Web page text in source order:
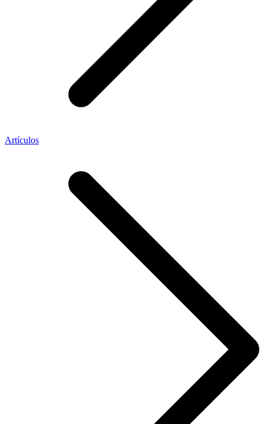
Artículos